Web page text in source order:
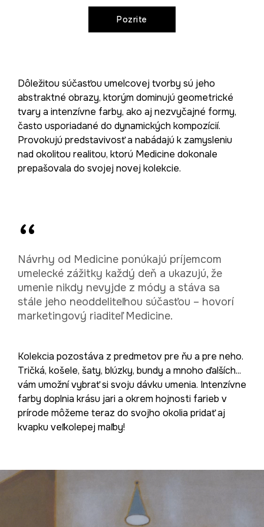
Pozrite
Dôležitou súčasťou umelcovej tvorby sú jeho
abstraktné obrazy, ktorým dominujú geometrické
tvary a intenzívne farby, ako aj nezvyčajné formy,
často usporiadané do dynamických kompozícií.
Provokujú predstavivosť a nabádajú k zamysleniu
nad okolitou realitou, ktorú Medicine dokonale
prepašovala do svojej novej kolekcie.
Návrhy od Medicine ponúkajú príjemcom
umelecké zážitky každý deň a ukazujú, že
umenie nikdy nevyjde z módy a stáva sa
stále jeho neoddeliteľnou súčasťou – hovorí
marketingový riaditeľ Medicine.
Kolekcia pozostáva z predmetov pre ňu a pre neho.
Tričká, košele, šaty, blúzky, bundy a mnoho ďalších...
vám umožní vybrať si svoju dávku umenia. Intenzívne
farby doplnia krásu jari a okrem hojnosti farieb v
prírode môžeme teraz do svojho okolia pridať aj
kvapku veľkolepej maľby!